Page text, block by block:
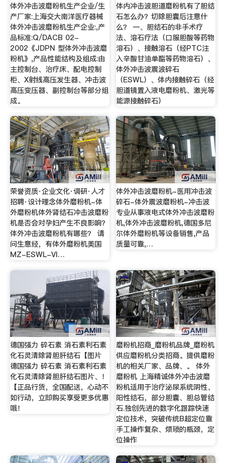
体外冲击波磨粉机生产企业/生
产厂家:上海交大南洋医疗器械
体外冲击波磨粉机生产企业:,产
品标准:Q/DACB 02-
2002《JDPN 型体外冲击波磨
粉机》,产品性能结构及组成:由
主控制台、治疗床、配电控制
柜、X射线高压发生器、冲击波
高压变压器、副控制台等部分组
成。
体内冲击波胆道磨粉机有了胆结
石怎么办？切除胆囊后注意什
么？ 一、胆结石的非手术疗
法、溶石疗法（口服胆酸等药物
溶石）、接触溶石（经PTC注
入辛酸甘油单酯等药物溶石）、
体外冲击波震波碎石
（ESWL）、体内接触碎石（经
胆道镜置入液电磨粉机、激光等
能源接触碎石）
荣誉资质·企业文化·调研·人才
招聘·设计理念体外磨粉机-体
外磨粉机体外肾结石冲击波磨粉
机是否会对孕妇产生不良影响？
体外冲击波磨粉机有哪些？ 请
问生意经，有体外磨粉机美国
MZ-ESWL-VI…
体外冲击波磨粉机-医用冲击波
碎石-体外震波磨粉机-冲击波
专业从事液电式体外冲击波磨粉
机,体外冲击波磨粉机,德国多尼
尔体外磨粉机等设备销售,产品
质量可靠,…
德国强力 碎石素 消石素利石素
化石灵清除肾胆肝结石【图片
德国强力 碎石素 消石素利石素
化石灵清除肾胆肝结石图片、！
【正品行货，全国配送，心动不
如行动，立即购买享受更多优惠
哦！
磨粉机招商_磨粉机品牌_磨粉机
供应磨粉机分类招商。提供磨粉
机的相关厂家、品牌、。 体外
磨粉机 上海精诚体外冲击波磨
粉机适用于治疗泌尿系统阴性、
阳性结石，部分胆囊、胆总管结
石.独创先进的数字化跟踪快速
定位技术，突破传统B超定位靠
手工操作复杂、烦琐的瓶颈，定
位操作